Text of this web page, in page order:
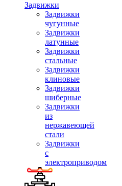
Задвижки
Задвижки
чугунные
Задвижки
латунные
Задвижки
стальные
Задвижки
клиновые
Задвижки
шиберные
Задвижки
из
нержавеющей
стали
Задвижки
с
электроприводом